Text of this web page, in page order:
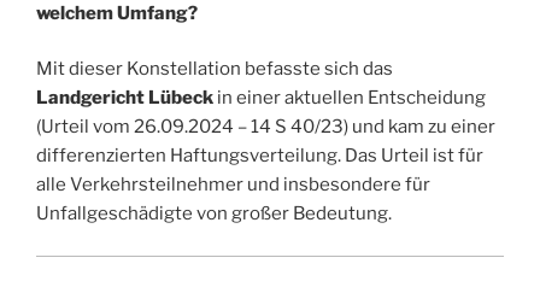
welchem Umfang?
Mit dieser Konstellation befasste sich das
Landgericht Lübeck in einer aktuellen Entscheidung
(Urteil vom 26.09.2024 – 14 S 40/23) und kam zu einer
differenzierten Haftungsverteilung. Das Urteil ist für
alle Verkehrsteilnehmer und insbesondere für
Unfallgeschädigte von großer Bedeutung.